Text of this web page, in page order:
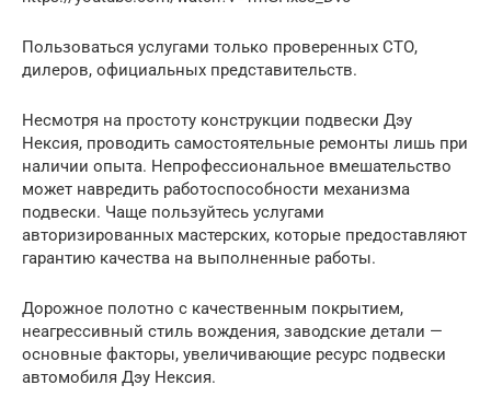
Пользоваться услугами только проверенных СТО,
дилеров, официальных представительств.
Несмотря на простоту конструкции подвески Дэу
Нексия, проводить самостоятельные ремонты лишь при
наличии опыта. Непрофессиональное вмешательство
может навредить работоспособности механизма
подвески. Чаще пользуйтесь услугами
авторизированных мастерских, которые предоставляют
гарантию качества на выполненные работы.
Дорожное полотно с качественным покрытием,
неагрессивный стиль вождения, заводские детали —
основные факторы, увеличивающие ресурс подвески
автомобиля Дэу Нексия.